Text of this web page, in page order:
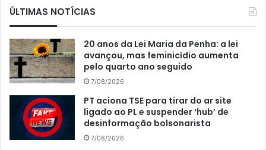
ÚLTIMAS NOTÍCIAS
20 anos da Lei Maria da Penha: a lei
avançou, mas feminicídio aumenta
pelo quarto ano seguido
7/08/2026
PT aciona TSE para tirar do ar site
ligado ao PL e suspender ‘hub’ de
desinformação bolsonarista
7/08/2026